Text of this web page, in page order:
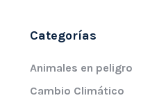
Categorías
Animales en peligro
Cambio Climático